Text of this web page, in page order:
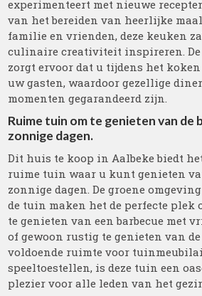
experimenteert met nieuwe
van het bereiden van heerlijke
familie en vrienden, deze keuken
culinaire creativiteit inspireren.
zorgt ervoor dat u tijdens het
uw gasten, waardoor gezellige
momenten gegarandeerd zijn.
Ruime tuin om te genieten van de
zonnige dagen.
Dit huis te koop in Aalbeke biedt
ruime tuin waar u kunt genieten
zonnige dagen. De groene
de tuin maken het de perfecte plek
te genieten van een barbecue met
of gewoon rustig te genieten van
voldoende ruimte voor
speeltoestellen, is deze tuin een
plezier voor alle leden van het